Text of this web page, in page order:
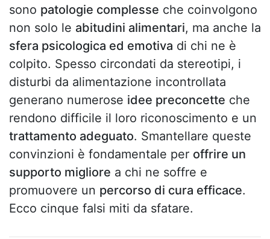
sono patologie complesse che coinvolgono
non solo le abitudini alimentari, ma anche la
sfera psicologica ed emotiva di chi ne è
colpito. Spesso circondati da stereotipi, i
disturbi da alimentazione incontrollata
generano numerose idee preconcette che
rendono difficile il loro riconoscimento e un
trattamento adeguato. Smantellare queste
convinzioni è fondamentale per offrire un
supporto migliore a chi ne soffre e
promuovere un percorso di cura efficace.
Ecco cinque falsi miti da sfatare.